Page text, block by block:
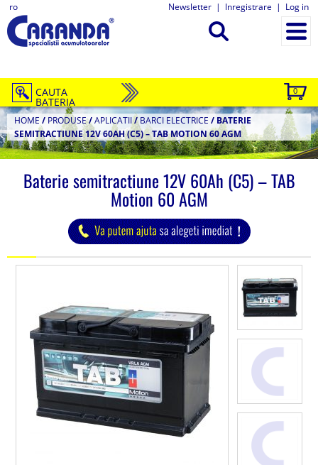
ro Newsletter | Inregistrare | Log in
0
CAUTA
BATERIA
HOME / PRODUSE/APLICATII/BARCI ELECTRICE / BATERIE
SEMITRACTIUNE 12V 60AH (C5) – TAB MOTION 60 AGM
Baterie semitractiune 12V 60Ah (C5) – TAB
Motion 60 AGM